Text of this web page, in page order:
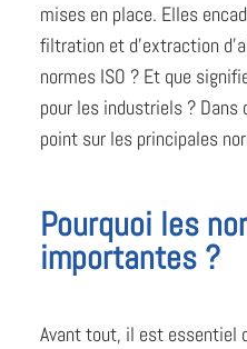
mises en place. Elles
filtration et d’extraction
normes ISO ? Et que
pour les industriels ?
point sur les principales
Pourquoi les
importantes ?
Avant tout, il est essentiel